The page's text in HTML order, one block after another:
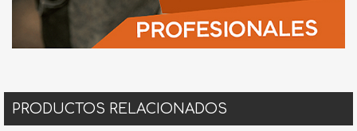
PRODUCTOS RELACIONADOS